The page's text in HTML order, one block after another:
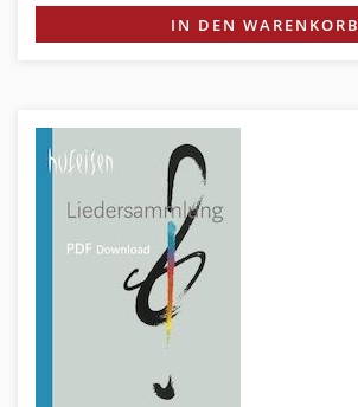
IN DEN WARENKORB